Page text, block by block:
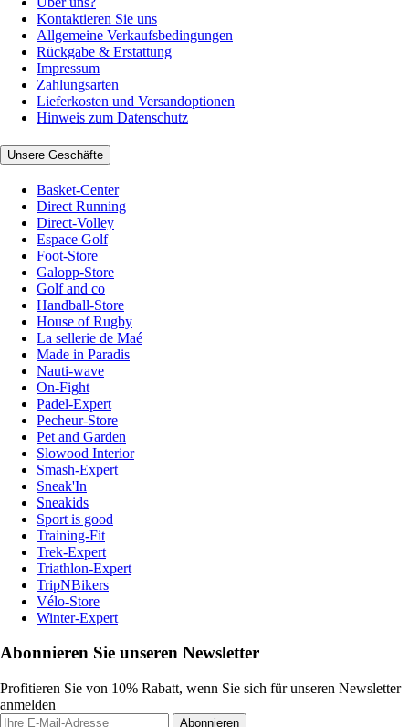
Kontaktieren Sie uns
Allgemeine Verkaufsbedingungen
Rückgabe & Erstattung
Impressum
Zahlungsarten
Lieferkosten und Versandoptionen
Hinweis zum Datenschutz
Unsere Geschäfte
Basket-Center
Direct Running
Direct-Volley
Espace Golf
Foot-Store
Galopp-Store
Golf and co
Handball-Store
House of Rugby
La sellerie de Maé
Made in Paradis
Nauti-wave
On-Fight
Padel-Expert
Pecheur-Store
Pet and Garden
Slowood Interior
Smash-Expert
Sneak'In
Sneakids
Sport is good
Training-Fit
Trek-Expert
Triathlon-Expert
TripNBikers
Vélo-Store
Winter-Expert
Abonnieren Sie unseren Newsletter
Profitieren Sie von 10% Rabatt, wenn Sie sich für unseren Newsletter
anmelden
Abonnieren